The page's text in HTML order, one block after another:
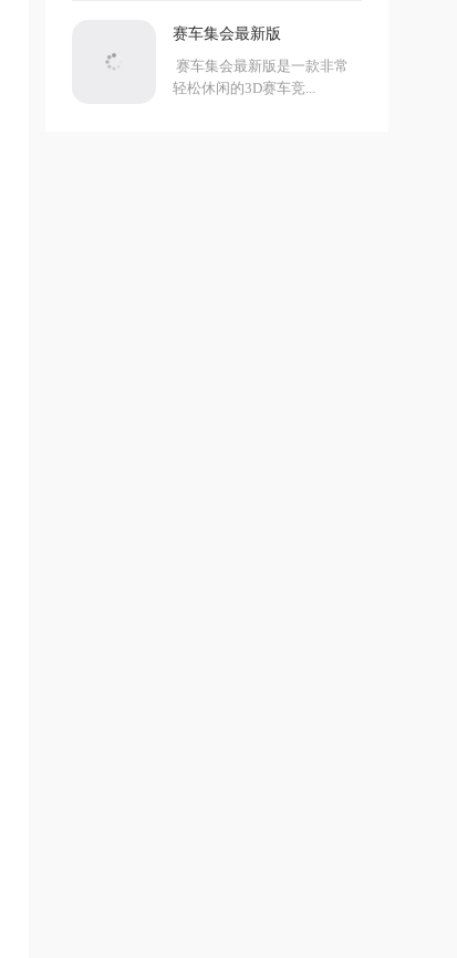
赛车集会最新版
赛车集会最新版是一款非常
轻松休闲的3D赛车竞...